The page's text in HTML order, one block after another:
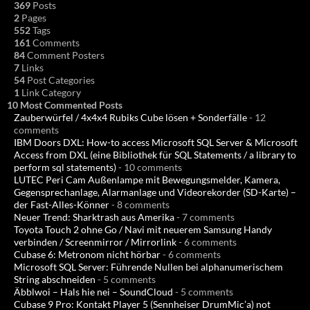
369 Posts
2 Pages
552Tags
161 Comments
84Comment Posters
7 Links
54 Post Categories
1 Link Category
10 Most Commented Posts
Zauberwürfel / 4x4x4 Rubiks Cube lösen + Sonderfälle- 12
comments
IBM Doors DXL: How-to access Microsoft SQL Server & Microsoft
Access from DXL (eine Bibliothek für SQL Statements / a library to
perform sql statements)- 10 comments
LUTEC Peri Cam Außenlampe mit Bewegungsmelder, Kamera,
Gegensprechanlage, Alarmanlage und Videorekorder (SD-Karte) –
der Fast-Alles-Könner- 8 comments
Neuer Trend: Sharktrash aus Amerika- 7 comments
Toyota Touch 2 ohne Go / Navi mit neuerem Samsung Handy
verbinden / Screenmirror / Mirrorlink- 6 comments
Cubase 6: Metronom nicht hörbar- 6 comments
Microsoft SQL Server: Führende Nullen bei alphanumerischem
String abschneiden - 5 comments
Äbblwoi – Hals hie nei – SoundCloud - 5 comments
Cubase 9 Pro: Kontakt Player 5 (Sennheiser DrumMic’a) not